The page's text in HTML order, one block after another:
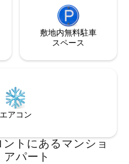
敷地内無料駐⁠車
ス⁠ペ⁠ー⁠ス
エアコン
トにあるマンショ
アパート